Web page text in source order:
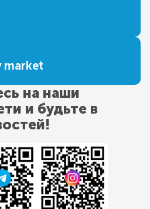
market
на наши
и будьте в